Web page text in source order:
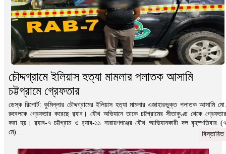
চৌদ্দগ্রামে ইলিয়াস হত্যা মামলার পলাতক আসামি
চট্টগ্রামে গ্রেফতার
ডেস্ক রিপোর্ট: কুমিল্লার চৌদ্দগ্রামের ইলিয়াস হত্যা মামলার এজাহারভুক্ত পলাতক আসামি মো.
রুবেলকে গ্রেফতার করেছে র‌্যাব। যৌথ অভিযানে তাকে চট্টগ্রামের সীতাকুণ্ড থেকে গ্রেফতার
করা হয়। র‌্যাব-৭ চট্টগ্রাম ও র‌্যাব-১১ নারায়ণগঞ্জের যৌথ আভিযানকারী দল বৃহস্পতিবার (৭
মে)...
বিস্তারিত